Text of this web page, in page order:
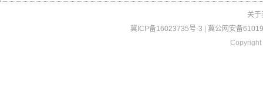
关于
冀ICP备16023735号-3
冀公网安备